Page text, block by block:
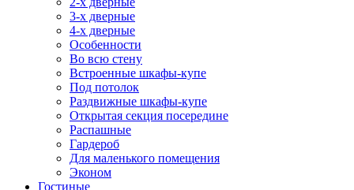
3-х дверные
4-х дверные
Особенности
Во всю стену
Встроенные шкафы-купе
Под потолок
Раздвижные шкафы-купе
Открытая секция посередине
Распашные
Гардероб
Для маленького помещения
Эконом
Гостиные